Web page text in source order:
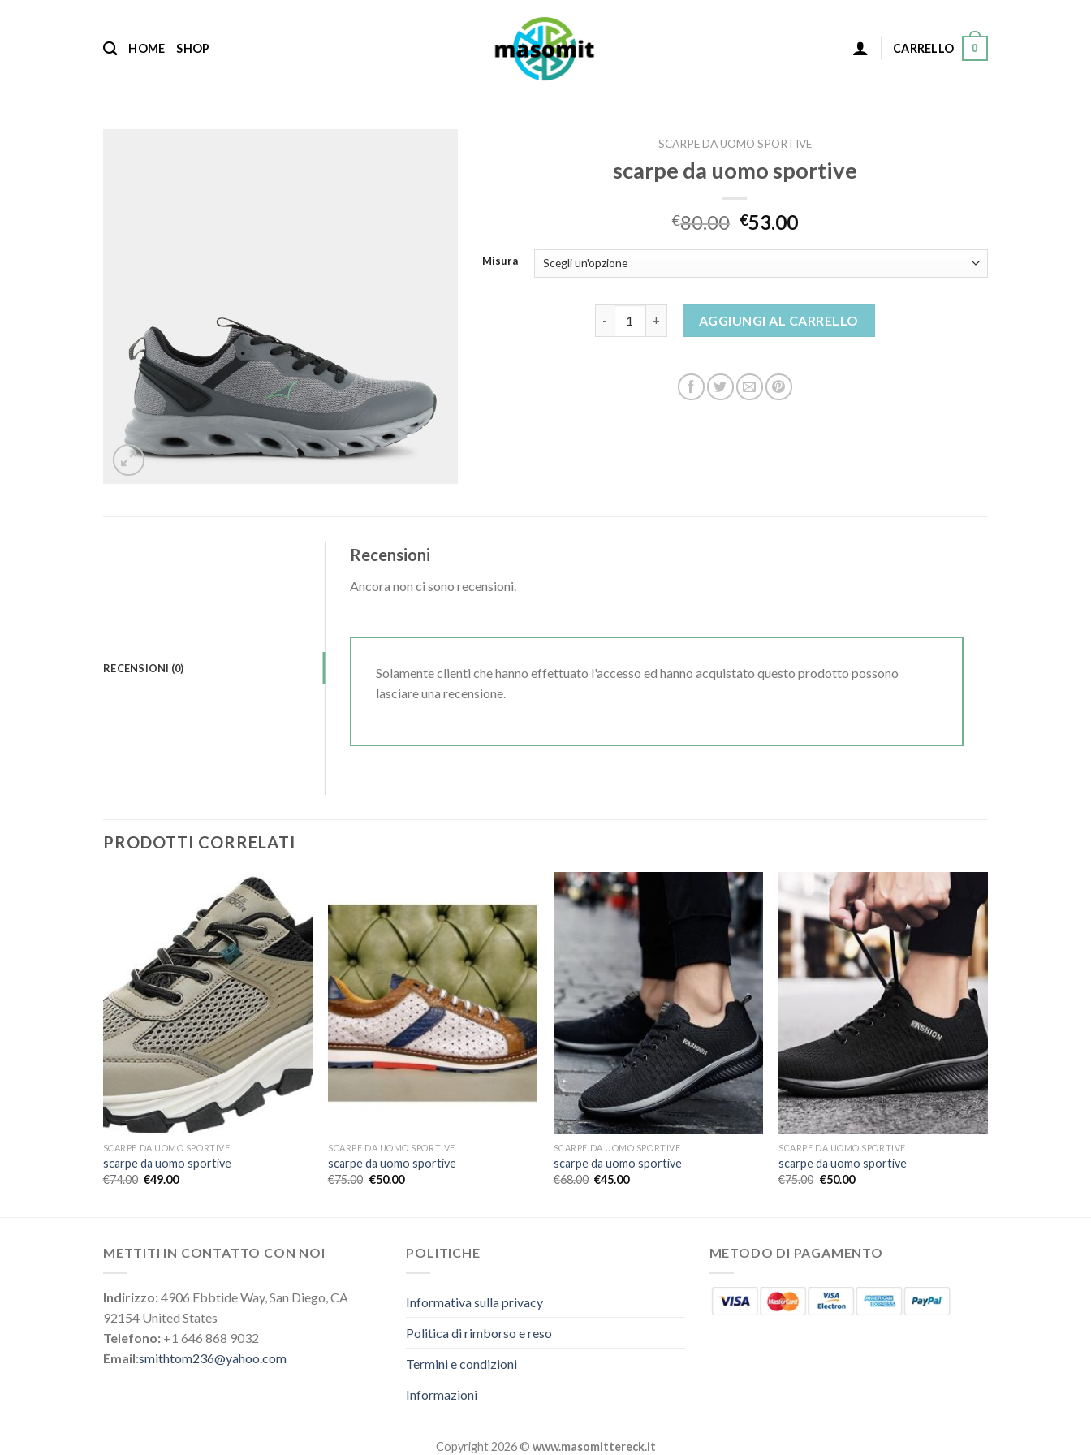
HOME SHOP CARRELLO 0
SCARPE DA UOMO SPORTIVE
scarpe da uomo sportive
€80.00 €53.00
Misura
AGGIUNGI AL CARRELLO
RECENSIONI (0)
Recensioni
Ancora non ci sono recensioni.
Solamente clienti che hanno effettuato l'accesso ed hanno acquistato questo prodotto possono
lasciare una recensione.
PRODOTTI CORRELATI
SCARPE DA UOMO SPORTIVE
scarpe da uomo sportive
€74.00 €49.00
SCARPE DA UOMO SPORTIVE
scarpe da uomo sportive
€75.00 €50.00
SCARPE DA UOMO SPORTIVE
scarpe da uomo sportive
€68.00 €45.00
SCARPE DA UOMO SPORTIVE
scarpe da uomo sportive
€75.00 €50.00
METTITI IN CONTATTO CON NOI
Indirizzo:4906 Ebbtide Way, San Diego, CA
92154 United States
Telefono: +1 646 868 9032
Email:smithtom236@yahoo.com
POLITICHE
Informativa sulla privacy
Politica di rimborso e reso
Termini e condizioni
Informazioni
METODO DI PAGAMENTO
Copyright 2026 © www.masomittereck.it